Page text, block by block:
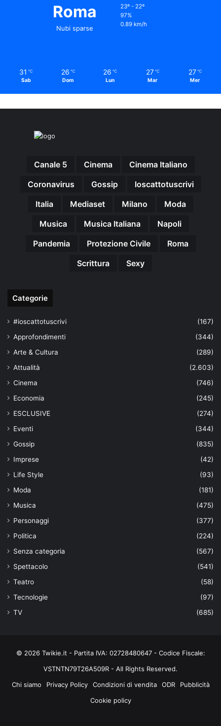
Roma
Nubi sparse
23º - 22º
97%
0.89 km/h
31 ℃
Sab
26 ℃
Dom
26 ℃
Lun
27 ℃
Mar
27 ℃
Mer
Canale 5 Cinema
Cinema Italiano
Coronavirus
Gossip
Ioscattotuscrivi
Italia
Mediaset Milano
Moda
Musica
Musica Italiana
Napoli
Pandemia
Protezione Civile
Roma
Scrittura
Sexy
Categorie
#ioscattotuscrivi
(167)
Approfondimenti
(344)
Arte & Cultura
(289)
Attualità
(2.603)
Cinema
(746)
Economia
(245)
ESCLUSIVE
(274)
Eventi
(344)
Gossip
(835)
Imprese
(42)
Life Style
(93)
Moda
(181)
Musica
(475)
Personaggi
(377)
Politica
(224)
Senza categoria
(567)
Spettacolo
(541)
Teatro
(58)
Tecnologie
(97)
TV
(685)
© 2026 Twikie.it - Partita IVA: 02728480647 - Codice Fiscale:
VSTNTN79T26A509R - All Rights Reserved.
Chi siamo
Privacy Policy Condizioni di vendita ODR
Pubblicità
Cookie policy